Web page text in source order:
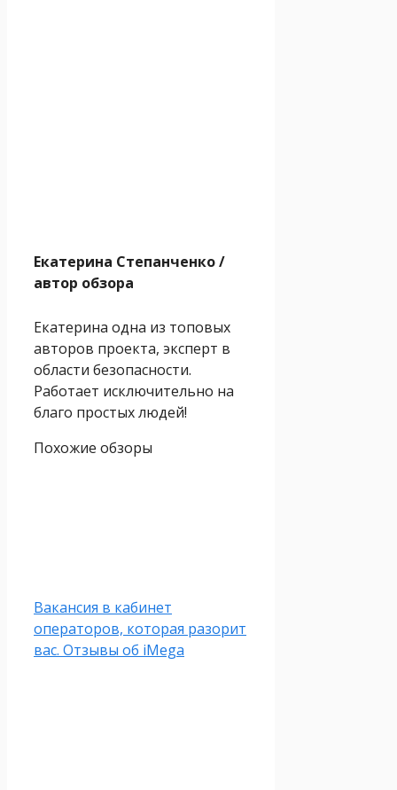
Екатерина Степанченко/
автор обзора
Екатерина одна из топовых
авторов проекта, эксперт в
области безопасности.
Работает исключительно на
благо простых людей!
Похожие обзоры
Вакансия в кабинет
операторов, которая разорит
вас. Отзывы об iMega